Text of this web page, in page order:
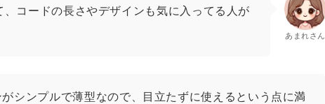
コードの長さやデザインも気に入ってる人が
あまれさん
シンプルで薄型なので、目立たずに使えるという点に満